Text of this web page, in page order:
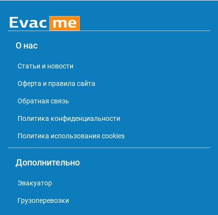
О нас
Статьи и новости
Оферта и правила сайта
Обратная связь
Политика конфиденциальности
Политика использования cookies
Дополнительно
Эвакуатор
Грузоперевозки